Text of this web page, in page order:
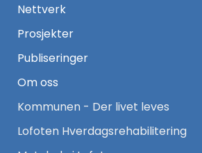
Nettverk
Prosjekter
Publiseringer
Om oss
Kommunen - Der livet leves
Lofoten Hverdagsrehabilitering